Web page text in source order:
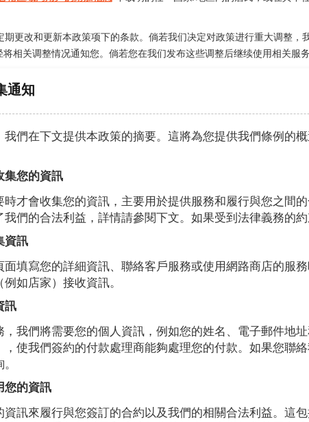
更改和更新本政策项下的条款。倘若我们决定对政策进行重大调整
相关调整情况通知您。倘若您在我们发布这些调整后继续使用相关服
通知
我們在下文提供本政策的摘要。這將為您提供我們條例的
集您的資訊
時才會收集您的資訊，主要用於提供服務和履行與您之間
我們的合法利益，詳情請參閱下文。如果受到法律義務的
資訊
面填寫您的詳細資訊、聯絡客戶服務或使用網路商店的服
如店家）接收資訊。
訊
，我們將需要您的個人資訊，例如您的姓名、電子郵件地
，使我們簽約的付款處理商能夠處理您的付款。如果您聯
您的資訊
資訊來履行與您簽訂的合約以及我們的相關合法利益。這